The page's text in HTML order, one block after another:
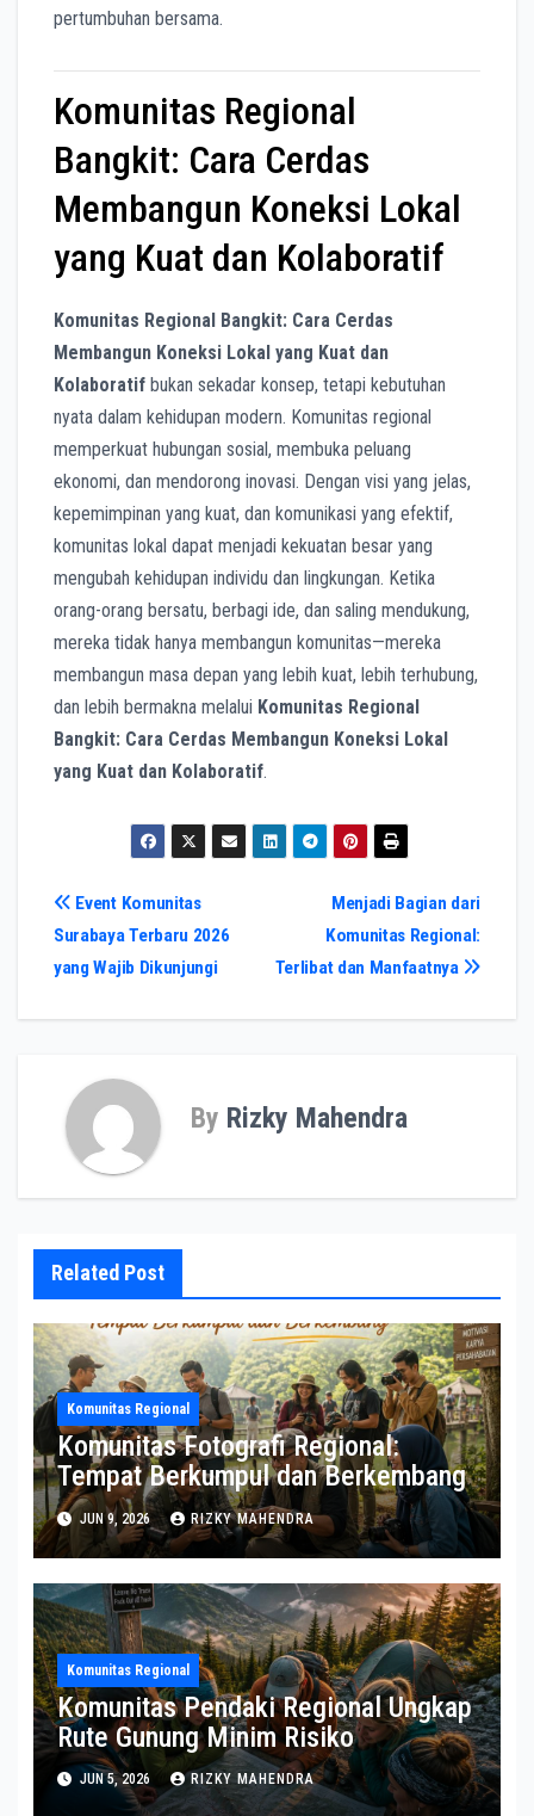
pertumbuhan bersama.
Komunitas Regional
Bangkit: Cara Cerdas
Membangun Koneksi Lokal
yang Kuat dan Kolaboratif
Komunitas Regional Bangkit: Cara Cerdas
Membangun Koneksi Lokal yang Kuat dan
Kolaboratif bukan sekadar konsep, tetapi kebutuhan
nyata dalam kehidupan modern. Komunitas regional
memperkuat hubungan sosial, membuka peluang
ekonomi, dan mendorong inovasi. Dengan visi yang jelas,
kepemimpinan yang kuat, dan komunikasi yang efektif,
komunitas lokal dapat menjadi kekuatan besar yang
mengubah kehidupan individu dan lingkungan. Ketika
orang-orang bersatu, berbagi ide, dan saling mendukung,
mereka tidak hanya membangun komunitas—mereka
membangun masa depan yang lebih kuat, lebih terhubung,
dan lebih bermakna melalui Komunitas Regional
Bangkit: Cara Cerdas Membangun Koneksi Lokal
yang Kuat dan Kolaboratif.
Post
navigation
Menjadi Bagian dari
Komunitas Regional:
Terlibat dan Manfaatnya
Event Komunitas
Surabaya Terbaru 2026
yang Wajib Dikunjungi
By Rizky Mahendra
Related Post
Komunitas Regional
Komunitas Fotografi Regional:
Tempat Berkumpul dan Berkembang
JUN 9, 2026 RIZKY MAHENDRA
Komunitas Regional
Komunitas Pendaki Regional Ungkap
Rute Gunung Minim Risiko
JUN 5, 2026 RIZKY MAHENDRA